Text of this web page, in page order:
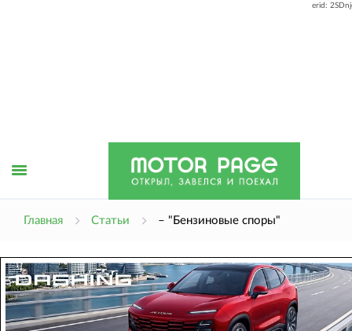
erid:
меню
Главная Статьи – "Бензиновые споры"